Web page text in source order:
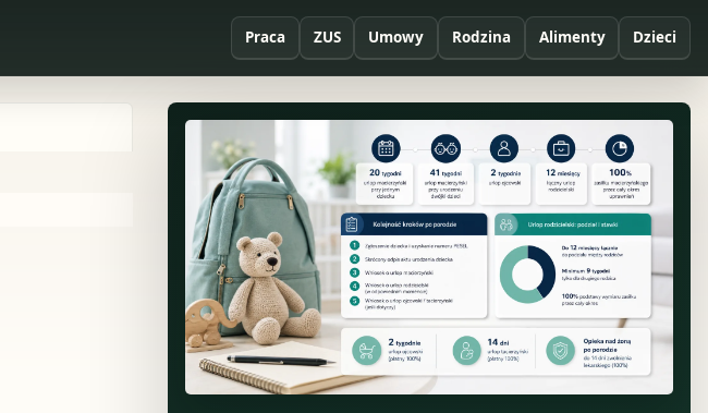
Praca ZUS Umowy Rodzina Alimenty Dzieci